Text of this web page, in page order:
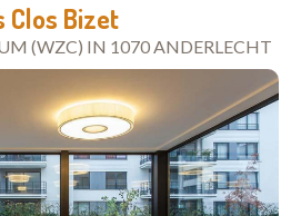
Clos Bizet
(WZC) IN 1070 ANDERLECHT